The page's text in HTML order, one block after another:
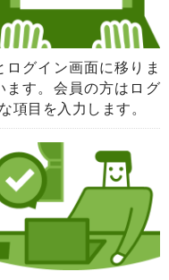
グイン画面に移りま
ます。会員の方はログ
項目を入力します。